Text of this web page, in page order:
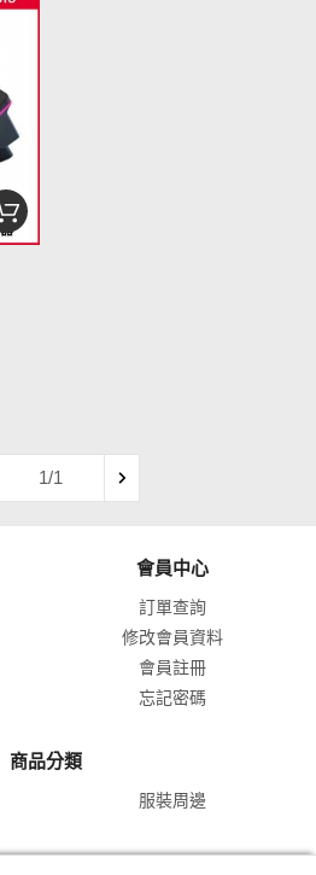
1/1
會員中心
訂單查詢
修改會員資料
會員註冊
忘記密碼
商品分類
服裝周邊